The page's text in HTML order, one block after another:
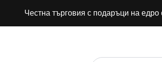
Честна търговия с подаръци на едро